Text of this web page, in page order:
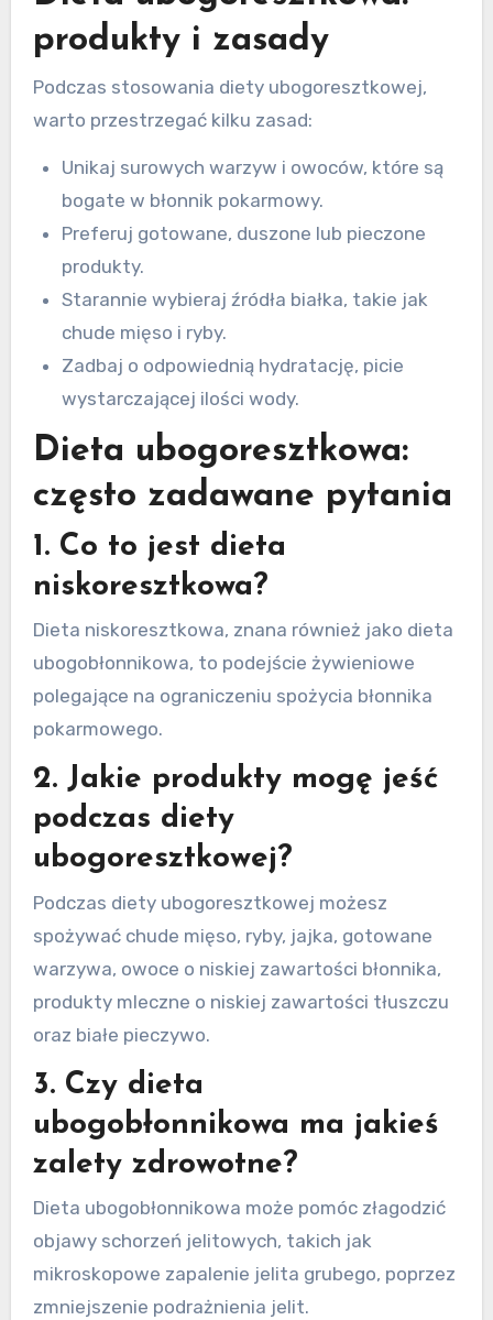
produkty i zasady
Podczas stosowania diety ubogoresztkowej,
warto przestrzegać kilku zasad:
Unikaj surowych warzyw i owoców, które są
bogate w błonnik pokarmowy.
Preferuj gotowane, duszone lub pieczone
produkty.
Starannie wybieraj źródła białka, takie jak
chude mięso i ryby.
Zadbaj o odpowiednią hydratację, picie
wystarczającej ilości wody.
Dieta ubogoresztkowa:
często zadawane pytania
1. Co to jest dieta
niskoresztkowa?
Dieta niskoresztkowa, znana również jako dieta
ubogobłonnikowa, to podejście żywieniowe
polegające na ograniczeniu spożycia błonnika
pokarmowego.
2. Jakie produkty mogę jeść
podczas diety
ubogoresztkowej?
Podczas diety ubogoresztkowej możesz
spożywać chude mięso, ryby, jajka, gotowane
warzywa, owoce o niskiej zawartości błonnika,
produkty mleczne o niskiej zawartości tłuszczu
oraz białe pieczywo.
3. Czy dieta
ubogobłonnikowa ma jakieś
zalety zdrowotne?
Dieta ubogobłonnikowa może pomóc złagodzić
objawy schorzeń jelitowych, takich jak
mikroskopowe zapalenie jelita grubego, poprzez
zmniejszenie podrażnienia jelit.